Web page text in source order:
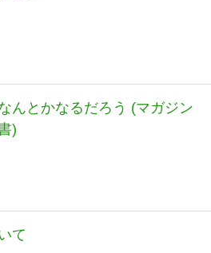
んとかなるだろう (マガジン
)
て